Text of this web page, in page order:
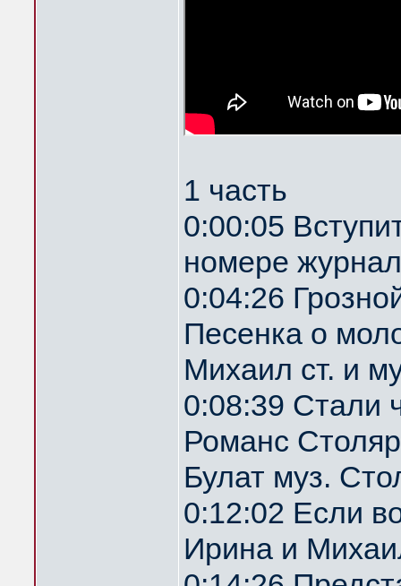
1 часть
0:00:05
номере
0:04:26
Песенка о
Михаил ст. и
0:08:39 Стали
Романс
Булат муз.
0:12:02 Если
Ирина и